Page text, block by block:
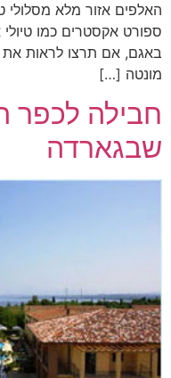
האלפים אזור מלא
ספורט אקסטרים כמו טיולי
באגם, אם תרצו לראות את
מונטה […]
חבילה לכפר
שבגארדה